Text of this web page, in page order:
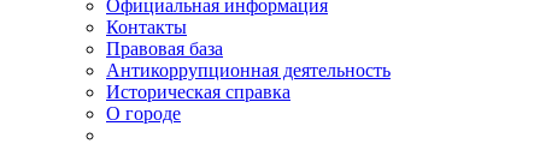
Официальная информация
Контакты
Правовая база
Антикоррупционная деятельность
Историческая справка
О городе